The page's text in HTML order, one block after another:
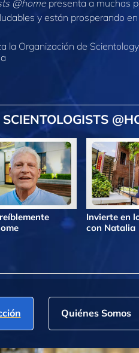
@homepresenta a muchas
y están prosperando en
la Organización de
Invierte en
con Natalia
Quiénes Somos